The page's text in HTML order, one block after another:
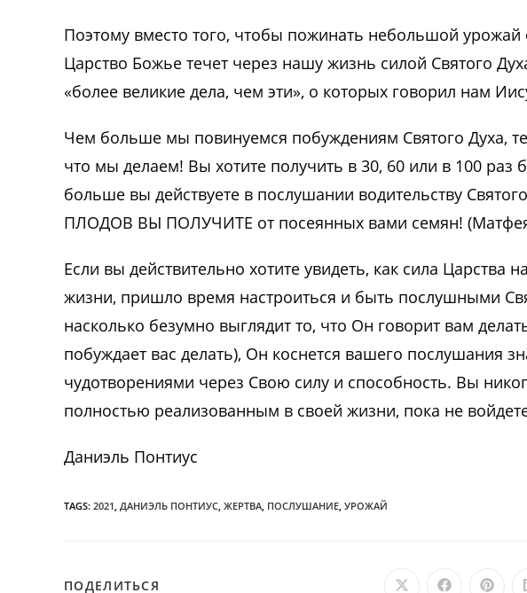
Поэтому вместо того, чтобы пожинать небольшой
Царство Божье течет через нашу жизнь силой Святого
«более великие дела, чем эти», о которых говорил нам
Чем больше мы повинуемся побуждениям Святого Духа,
что мы делаем! Вы хотите получить в 30, 60 или в 100 раз
больше вы действуете в послушании водительству
ПЛОДОВ ВЫ ПОЛУЧИТЕ от посеянных вами семян!
Если вы действительно хотите увидеть, как сила Царства
жизни, пришло время настроиться и быть послушными
насколько безумно выглядит то, что Он говорит вам
побуждает вас делать), Он коснется вашего послушания
чудотворениями через Свою силу и способность. Вы
полностью реализованным в своей жизни, пока не
Даниэль Понтиус
TAGS: 2021 ДАНИЭЛЬ ПОНТИУС ЖЕРТВА ПОСЛУШАНИЕ УРОЖАЙ
ПОДЕЛИТЬСЯ